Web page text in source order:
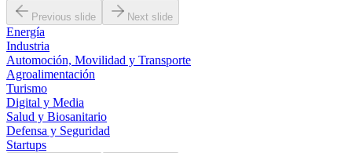
Previous slide Next slide
Energía
Industria
Automoción, Movilidad y Transporte
Agroalimentación
Turismo
Digital y Media
Salud y Biosanitario
Defensa y Seguridad
Startups